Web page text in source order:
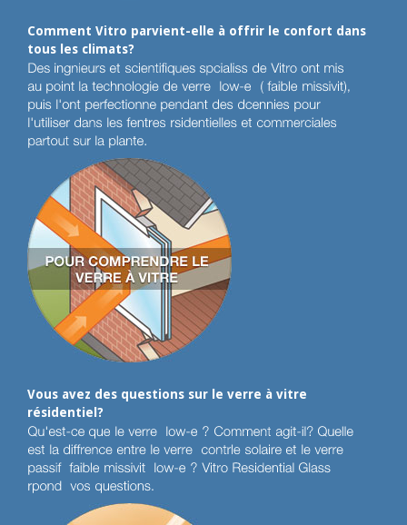
Comment Vitro parvient-elle à offrir le confort dans
tous les climats?
Vous avez des questions sur le verre à vitre
résidentiel?